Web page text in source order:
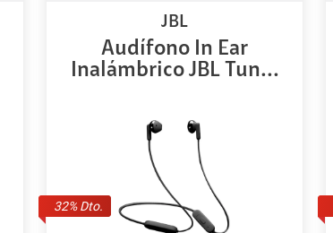
32% Dto.
JBL
Audífono In Ear
Inalámbrico JBL Tun...